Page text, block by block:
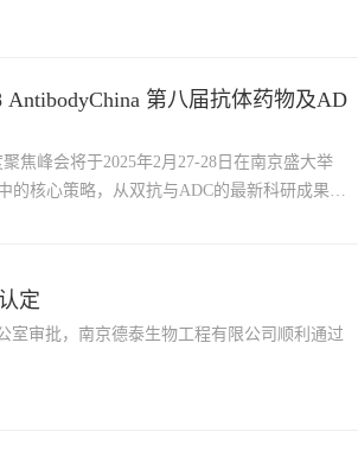
第八届抗体药物及AD
焦峰会将于2025年2月27-28日在南京盛大举
核心策略，从双抗与ADC的最新科研成果，
定
室审批，南京德泰生物工程有限公司顺利通过